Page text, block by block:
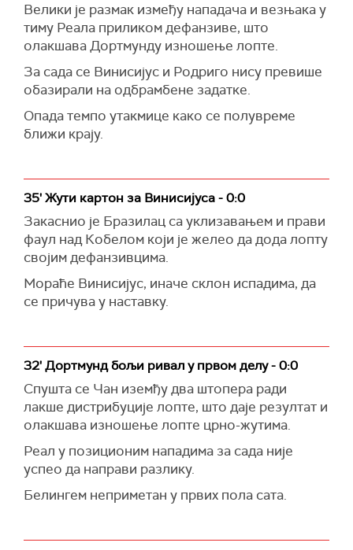
Велики је размак између нападача и везњака у
тиму Реала приликом дефанзиве, што
олакшава Дортмунду изношење лопте.
За сада се Винисијус и Родриго нису превише
обазирали на одбрамбене задатке.
Опада темпо утакмице како се полувреме
ближи крају.
35' Жути картон за Винисијуса - 0:0
Закаснио је Бразилац са уклизавањем и прави
фаул над Кобелом који је желео да дода лопту
својим дефанзивцима.
Мораће Винисијус, иначе склон испадима, да
се причува у наставку.
32' Дортмунд бољи ривал у првом делу - 0:0
Спушта се Чан иземђу два штопера ради
лакше дистрибуције лопте, што даје резултат и
олакшава изношење лопте црно-жутима.
Реал у позиционим нападима за сада није
успео да направи разлику.
Белингем неприметан у првих пола сата.